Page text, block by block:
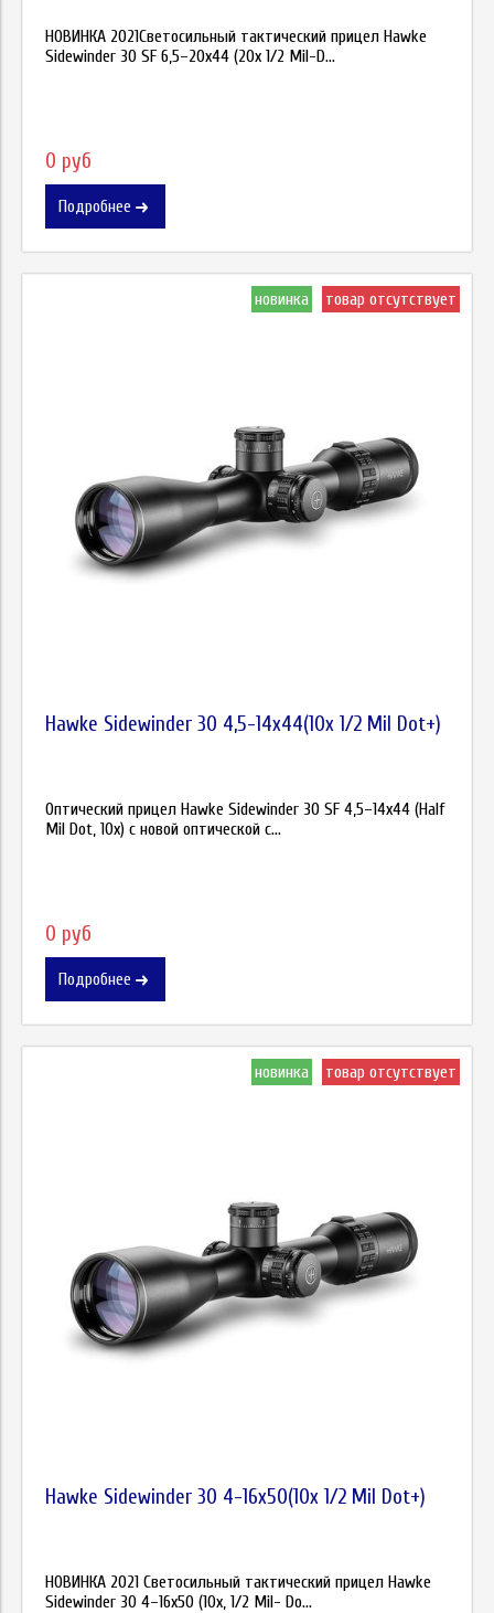
НОВИНКА 2021Светосильный тактический прицел Hawke
Sidewinder 30 SF 6,5–20х44 (20x 1/2 Mil-D...
0 руб
Подробнее
новинка товар отсутствует
Hawke Sidewinder 30 4,5-14x44(10x 1/2 Mil Dot+)
Оптический прицел Hawke Sidewinder 30 SF 4,5–14x44 (Half
Mil Dot, 10x) с новой оптической с...
0 руб
Подробнее
новинка товар отсутствует
Hawke Sidewinder 30 4-16x50(10x 1/2 Mil Dot+)
НОВИНКА 2021 Светосильный тактический прицел Hawke
Sidewinder 30 4–16x50 (10x, 1/2 Mil- Do...